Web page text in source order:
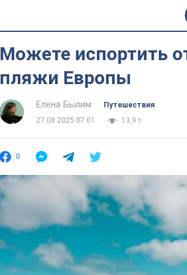
Можете испортить
пляжи Европы
Елена Былим
Путешествия
27.08.2025 07:01
13,9 т.
0